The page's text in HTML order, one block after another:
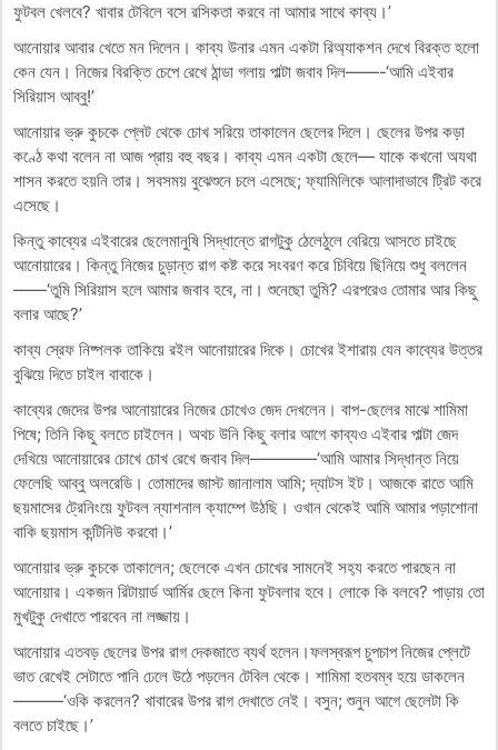
ফুটবল খেলবে? খাবার টেবিলে বসে রসিকতা করবে না আমার সাথে কাব্য।’
আনোয়ার আবার খেতে মন দিলেন। কাব্য উনার এমন একটা রিঅ্যাকশন দেখে বিরক্ত হলো
কেন যেন। নিজের বিরক্তি চেপে রেখে ঠান্ডা গলায় পাল্টা জবাব দিল——-‘আমি এইবার
সিরিয়াস আব্বু!’
আনোয়ার ভ্রু কুচকে প্লেট থেকে চোখ সরিয়ে তাকালেন ছেলের দিলে। ছেলের উপর কড়া
কণ্ঠে কথা বলেন না আজ প্রায় বহু বছর। কাব্য এমন একটা ছেলে— যাকে কখনো অযথা
শাসন করতে হয়নি তার। সবসময় বুঝেশুনে চলে এসেছে; ফ্যামিলিকে আলাদাভাবে ট্রিট করে
এসেছে।
কিন্তু কাব্যের এইবারের ছেলেমানুষি সিদ্ধান্তে রাগটুকু ঠেলেঠুলে বেরিয়ে আসতে চাইছে
আনোয়ারের। কিন্তু নিজের চুড়ান্ত রাগ কষ্ট করে সংবরণ করে চিবিয়ে ছিনিয়ে শুধু বললেন
——‘তুমি সিরিয়াস হলে আমার জবাব হবে, না। শুনেছো তুমি? এরপরেও তোমার আর কিছু
বলার আছে?’
কাব্য স্রেফ নিষ্পলক তাকিয়ে রইল আনোয়ারের দিকে। চোখের ইশারায় যেন কাব্যের উত্তর
বুঝিয়ে দিতে চাইল বাবাকে।
কাব্যের জেদের উপর আনোয়ারের নিজের চোখেও জেদ দেখলেন। বাপ-ছেলের মাঝে শামিমা
পিষে; তিনি কিছু বলতে চাইলেন। অথচ উনি কিছু বলার আগে কাব্যও এইবার পাল্টা জেদ
দেখিয়ে আনোয়ারের চোখে চোখ রেখে জবাব দিল————‘আমি আমার সিদ্ধান্ত নিয়ে
ফেলেছি আব্বু অলরেডি। তোমাদের জাস্ট জানালাম আমি; দ্যাটস ইট। আজকে রাতে আমি
ছয়মাসের ট্রেনিংয়ে ফুটবল ন্যাশনাল ক্যাম্পে উঠছি। ওখান থেকেই আমি আমার পড়াশোনা
বাকি ছয়মাস কন্টিনিউ করবো।’
আনোয়ার ভ্রু কুচকে তাকালেন; ছেলেকে এখন চোখের সামনেই সহ‍্য করতে পারছেন না
আনোয়ার। একজন রিটায়ার্ড আর্মির ছেলে কিনা ফুটবলার হবে। লোকে কি বলবে? পাড়ায় তো
মুখটুকু দেখাতে পারবেন না লজ্জায়।
আনোয়ার এতবড় ছেলের উপর রাগ দেকজাতে ব্যর্থ হলেন।ফলস্বরূপ চুপচাপ নিজের প্লেটে
ভাত রেখেই সেটাতে পানি ঢেলে উঠে পড়লেন টেবিল থেকে। শামিমা হতবম্ব হয়ে ডাকলেন
———‘ওকি করলেন? খাবারের উপর রাগ দেখাতে নেই। বসুন; শুনুন আগে ছেলেটা কি
বলতে চাইছে।’